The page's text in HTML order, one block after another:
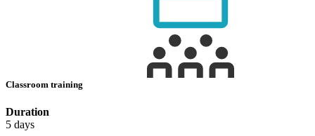
Classroom training
Duration
5 days